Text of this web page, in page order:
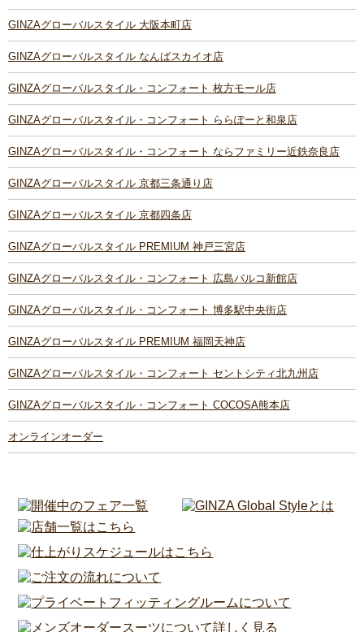
GINZAグローバルスタイル 大阪本町店
GINZAグローバルスタイル なんばスカイオ店
GINZAグローバルスタイル・コンフォート 枚方モール店
GINZAグローバルスタイル・コンフォート ららぽーと和泉店
GINZAグローバルスタイル・コンフォート ならファミリー近鉄奈良店
GINZAグローバルスタイル 京都三条通り店
GINZAグローバルスタイル 京都四条店
GINZAグローバルスタイル PREMIUM 神戸三宮店
GINZAグローバルスタイル・コンフォート 広島パルコ新館店
GINZAグローバルスタイル・コンフォート 博多駅中央街店
GINZAグローバルスタイル PREMIUM 福岡天神店
GINZAグローバルスタイル・コンフォート セントシティ北九州店
GINZAグローバルスタイル・コンフォート COCOSA熊本店
オンラインオーダー